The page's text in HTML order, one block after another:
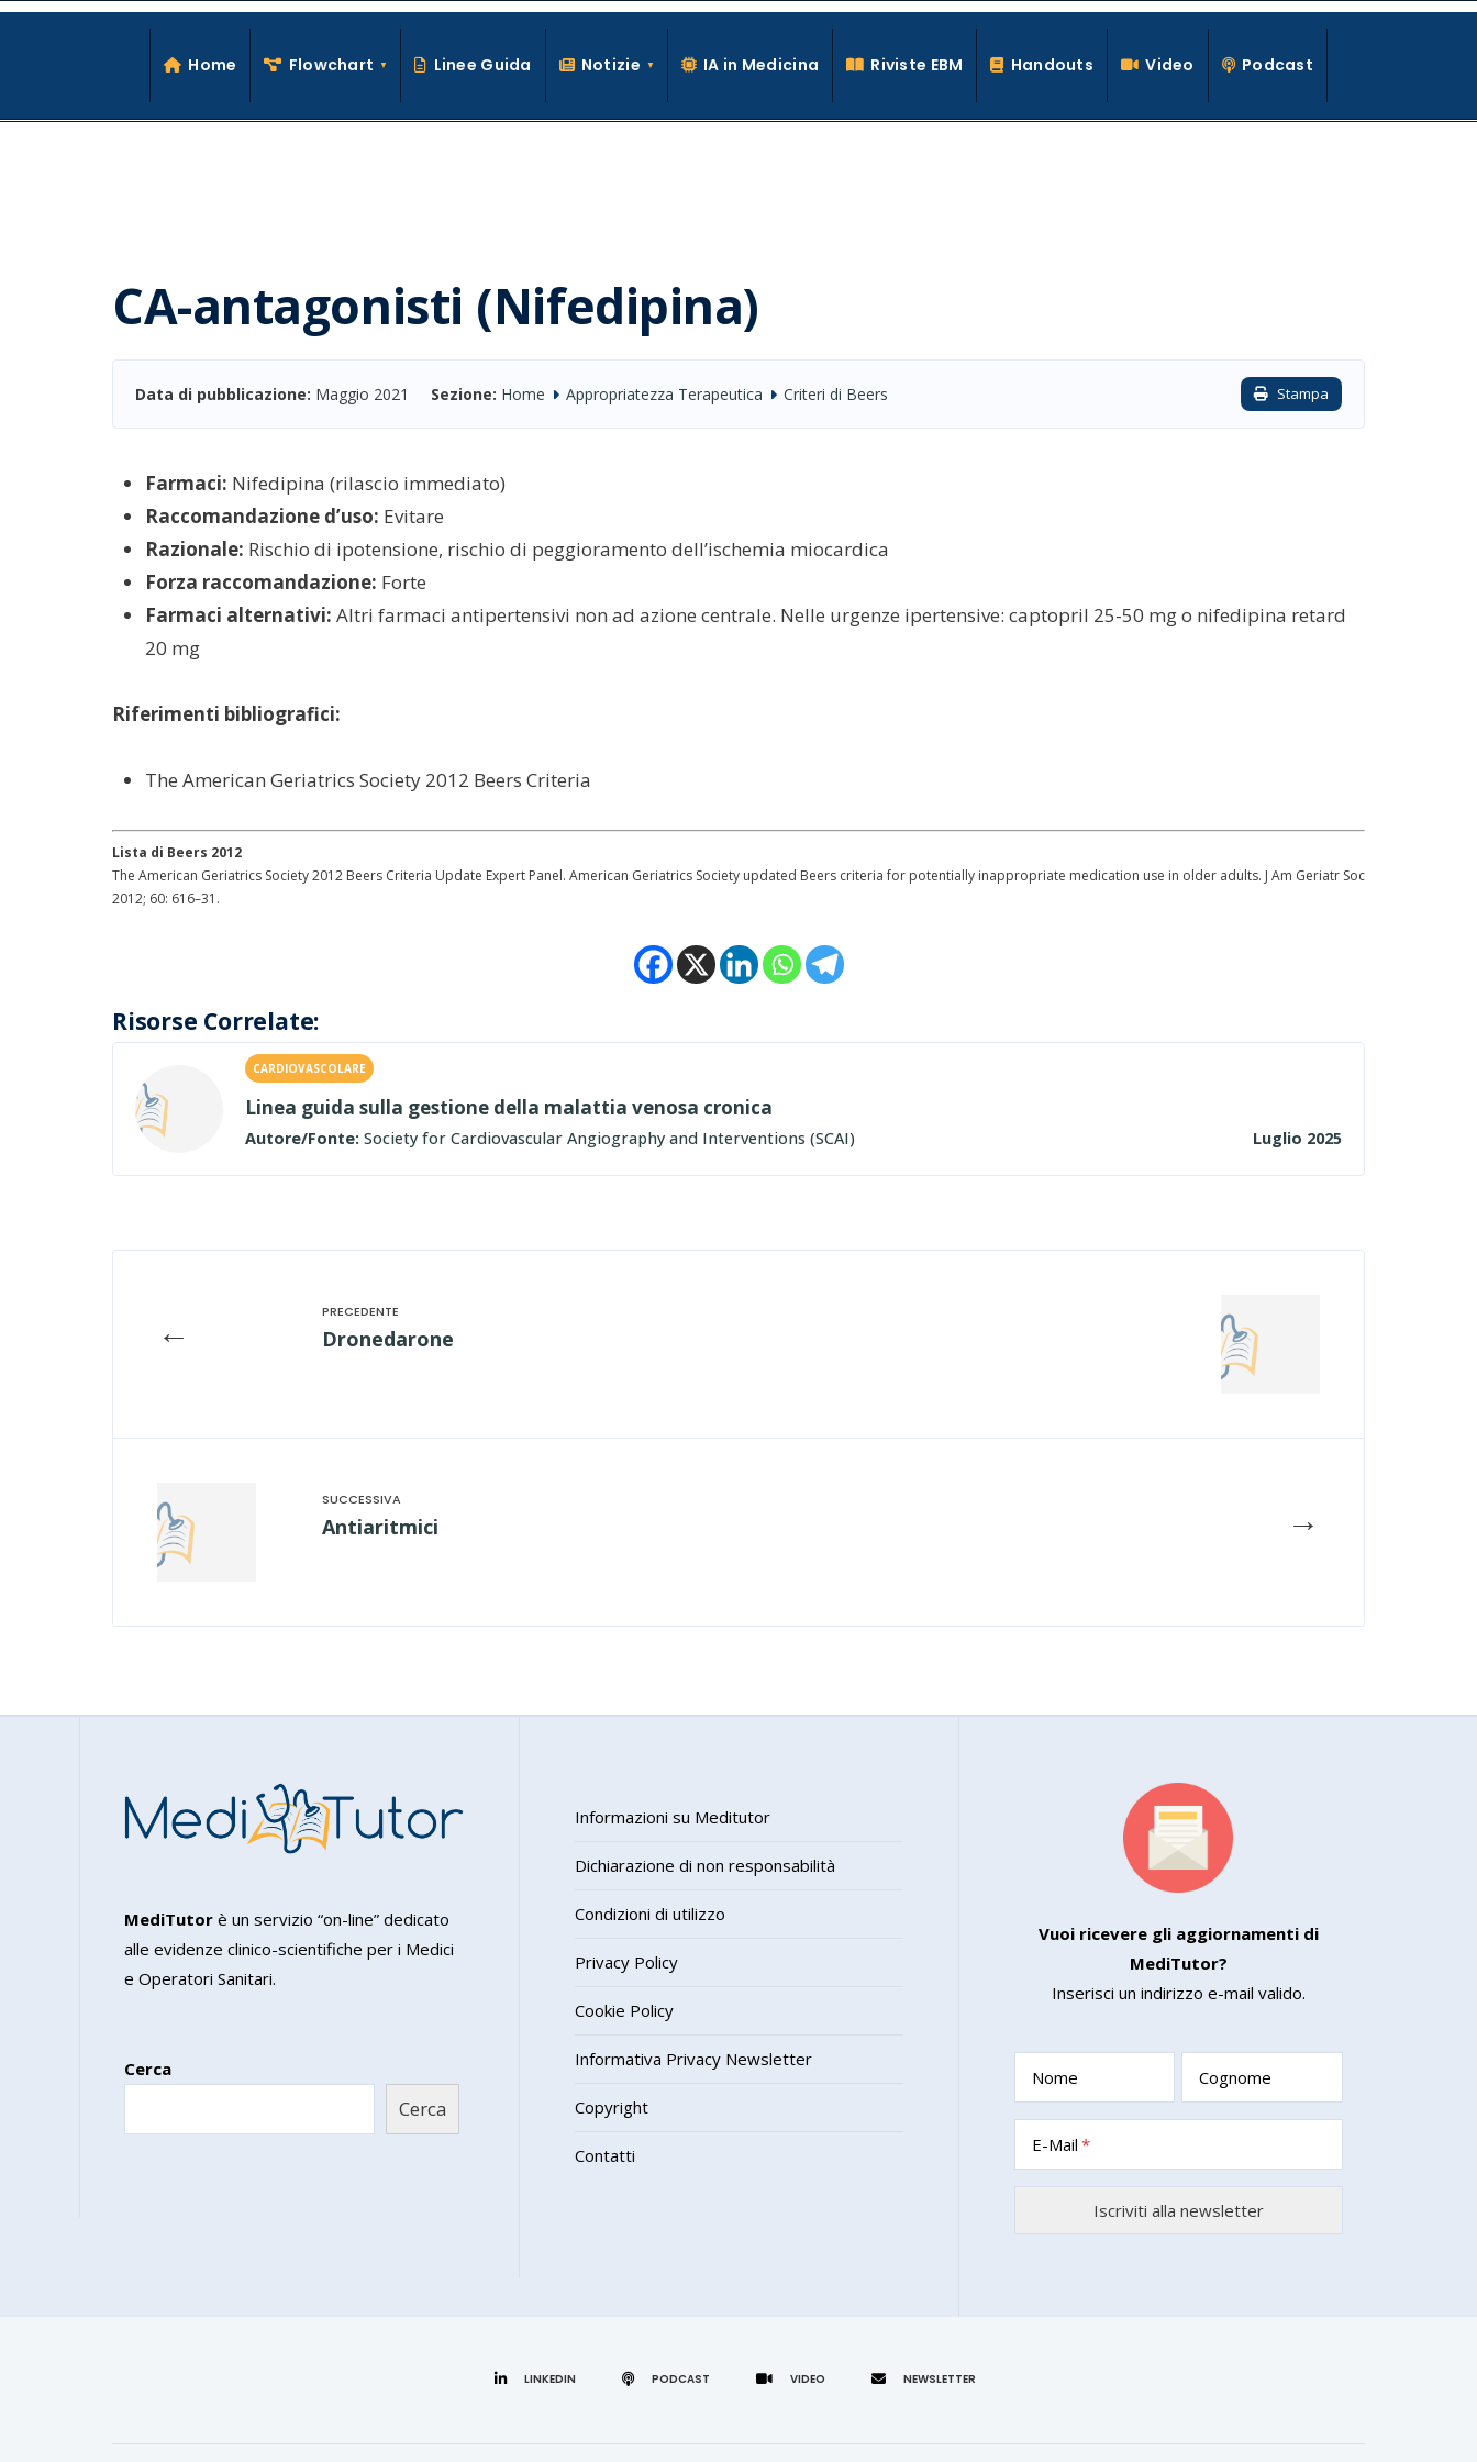
Skip
La conoscenza clinica per la pratica medica quotidiana
Home Flowchart Linee Guida Notizie IA in Medicina Riviste EBM Handouts Video Podcast
CA-antagonisti (Nifedipina)
Data di pubblicazione: Maggio 2021 Sezione: Home Appropriatezza Terapeutica Criteri di Beers Stampa
Farmaci: Nifedipina (rilascio immediato)
Raccomandazione d’uso: Evitare
Razionale: Rischio di ipotensione, rischio di peggioramento dell’ischemia miocardica
Forza raccomandazione: Forte
Farmaci alternativi: Altri farmaci antipertensivi non ad azione centrale. Nelle urgenze ipertensive: captopril 25-50 mg o nifedipina retard
20 mg
Riferimenti bibliografici:
The American Geriatrics Society 2012 Beers Criteria
Lista di Beers 2012
The American Geriatrics Society 2012 Beers Criteria Update Expert Panel. American Geriatrics Society updated Beers criteria for potentially inappropriate medication use in older adults. J Am Geriatr Soc
2012; 60: 616–31.
Risorse Correlate:
CARDIOVASCOLARE
Linea guida sulla gestione della malattia venosa cronica
Autore/Fonte: Society for Cardiovascular Angiography and Interventions (SCAI) Luglio 2025
← Dronedarone
→
Antiaritmici
MediTutor è un servizio “on-line” dedicato
alle evidenze clinico-scientifiche per i Medici
e Operatori Sanitari.
Cerca
Cerca
Informazioni su Meditutor
Dichiarazione di non responsabilità
Condizioni di utilizzo
Privacy Policy
Cookie Policy
Informativa Privacy Newsletter
Copyright
Contatti
Vuoi ricevere gli aggiornamenti di
MediTutor?
Inserisci un indirizzo e-mail valido.
Nome Cognome
E-Mail
LINKEDIN